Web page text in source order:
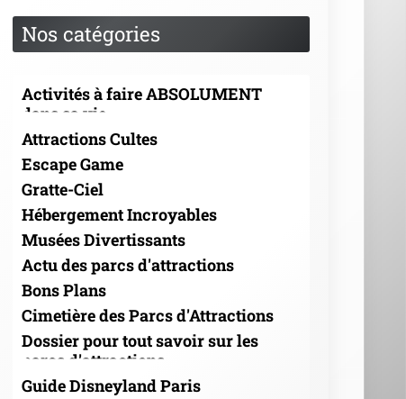
Nos catégories
Activités à faire ABSOLUMENT
dans sa vie
Attractions Cultes
Escape Game
Gratte-Ciel
Hébergement Incroyables
Musées Divertissants
Actu des parcs d'attractions
Bons Plans
Cimetière des Parcs d'Attractions
Dossier pour tout savoir sur les
parcs d'attractions
Guide Disneyland Paris